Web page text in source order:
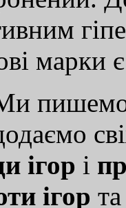
марки
ігор і
ігор